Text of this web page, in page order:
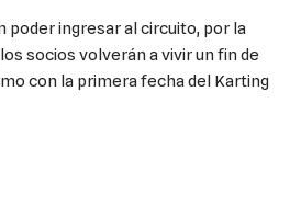
poder ingresar al circuito, por la
socios volverán a vivir un fin de
con la primera fecha del Karting